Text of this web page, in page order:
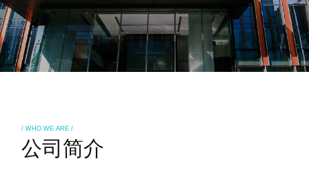
/ WHO WE ARE /
公司简介